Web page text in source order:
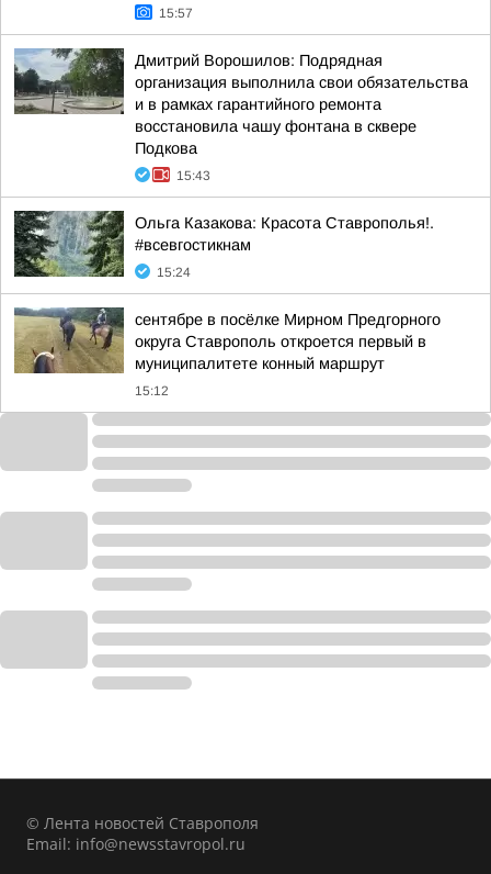
15:57
Дмитрий Ворошилов: Подрядная
организация выполнила свои обязательства
и в рамках гарантийного ремонта
восстановила чашу фонтана в сквере
Подкова
15:43
Ольга Казакова: Красота Ставрополья!.
#всевгостикнам
15:24
сентябре в посёлке Мирном Предгорного
округа Ставрополь откроется первый в
муниципалитете конный маршрут
15:12
© Лента новостей Ставрополя
Email: info@newsstavropol.ru